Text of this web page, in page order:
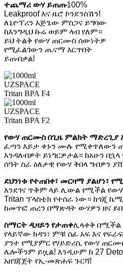
ተጨማሪ ውሃ ይጠጡ100%
Leakproof እና ዜሮ ኮንደንስሽን!
ለኒዮፕሪን እጅጌው ምስጋና ይግባው
ከእንግዲህ ኩሬ ወይም ላብ የለም።
ይህ ትልቅ የውሃ ጠርሙስ ሰውነትዎ
የሚፈልገውን ጤናማ እርጥበት
ይጠብቃል!
የውሃ ጠርሙስ በጊዜ ምልክት ማድረጊያ
ፈጣን እይታ ቀኑን ሙሉ የሚቀጥለውን
እንዳለብዎት ይነግርዎታል። ከአሁን
ሰዓት ስራ ዕለታዊ የውሃ ቅበላ ግብዎን
ደህንነቱ የተጠበቀ፣ መርዛማ ያልሆነ፣
እንደገና ጥቅም ላይ ሊውል የሚችል የውሃ
Tritan ፕላስቲክ የተሰራ ነው። ከጎጂ
ከመጥፎ ጠረን በማጽዳት ውሃዎን ዘና
ስማርት ዲዛይን የታጠቀሊላቀቅ በሚችል
የላይኛው ክዳን፣ ምቹ ሰፊ አፍ እና
ያንተ የሚያምር የሃይድሪሲ የውሃ
ሌሎችንም ይዟል! እንዲሁም ከ 27
አዘገጃጀት የኢ-መጽሐፍ ጉርሻ!